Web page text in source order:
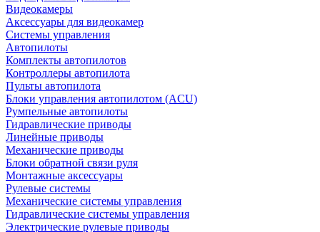
Видеокамеры
Аксессуары для видеокамер
Системы управления
Автопилоты
Комплекты автопилотов
Контроллеры автопилота
Пульты автопилота
Блоки управления автопилотом (ACU)
Румпельные автопилоты
Гидравлические приводы
Линейные приводы
Механические приводы
Блоки обратной связи руля
Монтажные аксессуары
Рулевые системы
Механические системы управления
Гидравлические системы управления
Электрические рулевые приводы